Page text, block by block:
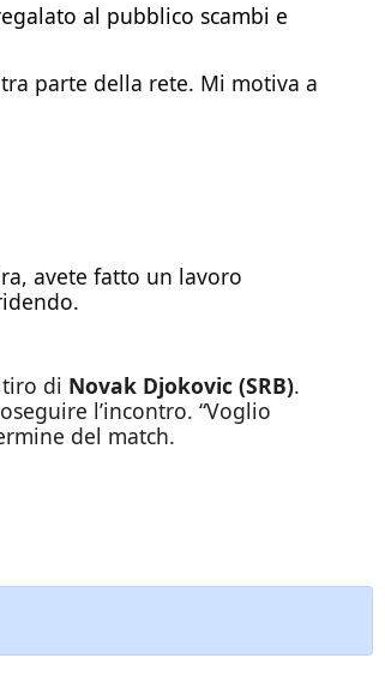
al pubblico scambi e
parte della rete. Mi motiva a
avete fatto un lavoro
di Novak Djokovic (SRB).
l’incontro. “Voglio
del match.